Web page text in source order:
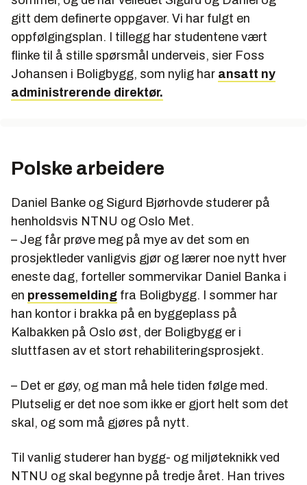
gitt dem definerte oppgaver. Vi har fulgt en
oppfølgingsplan. I tillegg har studentene vært
flinke til å stille spørsmål underveis, sier Foss
Johansen i Boligbygg, som nylig har ansatt ny
administrerende direktør.
Polske arbeidere
Daniel Banke og Sigurd Bjørhovde studerer på
henholdsvis NTNU og Oslo Met.
– Jeg får prøve meg på mye av det som en
prosjektleder vanligvis gjør og lærer noe nytt hver
eneste dag, forteller sommervikar Daniel Banka i
en pressemelding fra Boligbygg. I sommer har
han kontor i brakka på en byggeplass på
Kalbakken på Oslo øst, der Boligbygg er i
sluttfasen av et stort rehabiliteringsprosjekt.
– Det er gøy, og man må hele tiden følge med.
Plutselig er det noe som ikke er gjort helt som det
skal, og som må gjøres på nytt.
Til vanlig studerer han bygg- og miljøteknikk ved
NTNU og skal begynne på tredje året. Han trives